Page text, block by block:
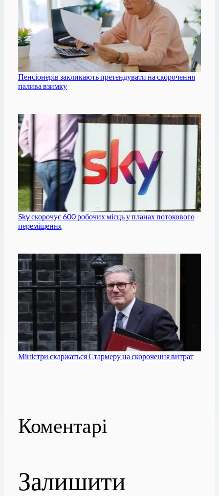
Пенсіонерів закликають претендувати на скорочення
палива взимку
Sky скорочує 600 робочих місць у планах потокового
переміщення
Міністри скаржаться Стармеру на скорочення витрат
Коментарі
Залишити